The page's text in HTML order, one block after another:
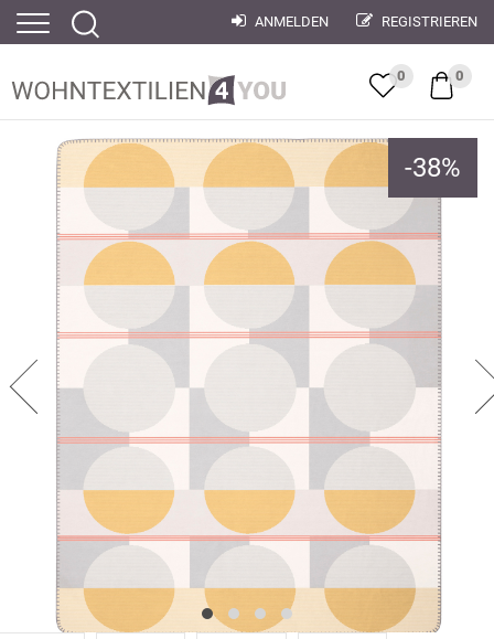
ANMELDEN REGISTRIEREN
0 0
-38%